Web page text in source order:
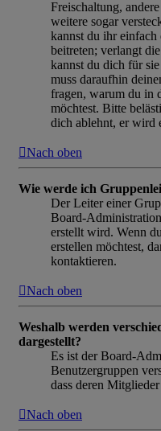
Freischaltung,
weitere sogar
kannst du ihr einfach
beitreten; verlangt
kannst du dich für
muss daraufhin
fragen, warum du in
möchtest. Bitte
dich ablehnt, er wird
Nach oben
Wie werde ich
Der Leiter einer
Board-
erstellt wird. Wenn
erstellen möchtest,
kontaktieren.
Nach oben
Weshalb werden
dargestellt?
Es ist der Board-
Benutzergruppen
dass deren
Nach oben